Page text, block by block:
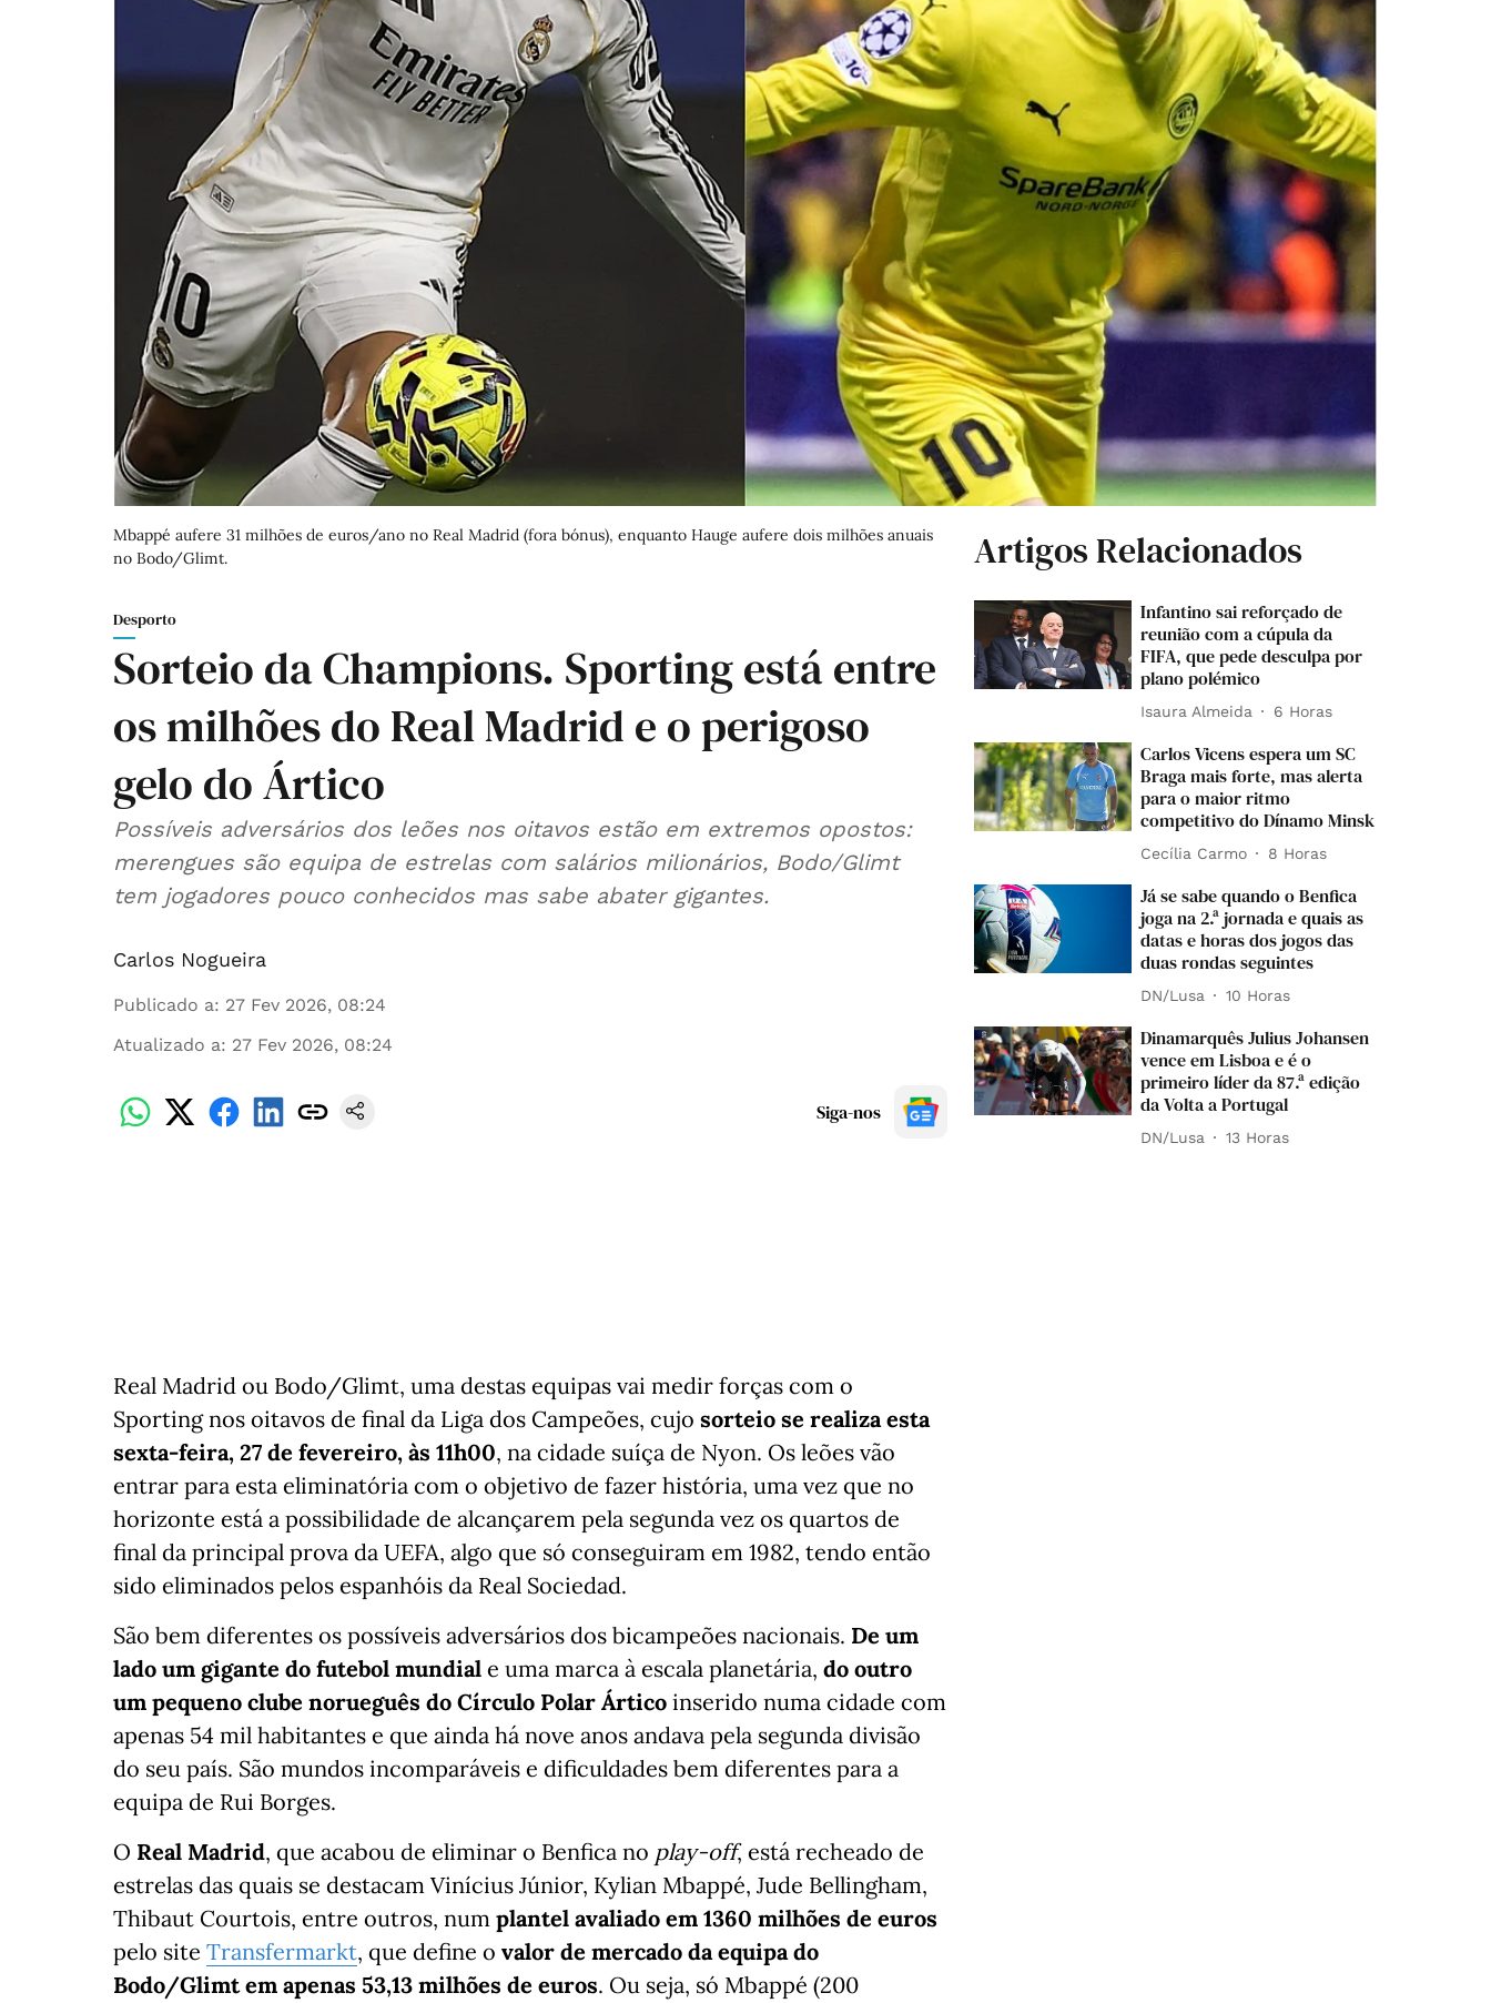
Mbappé aufere 31 milhões de euros/ano no Real Madrid (fora bónus), enquanto Hauge aufere dois milhões anuais
no Bodo/Glimt.
Desporto
Sorteio da Champions. Sporting está entre
os milhões do Real Madrid e o perigoso
gelo do Ártico
Possíveis adversários dos leões nos oitavos estão em extremos opostos:
merengues são equipa de estrelas com salários milionários, Bodo/Glimt
tem jogadores pouco conhecidos mas sabe abater gigantes.
Carlos Nogueira
Publicado a: 27 Fev 2026, 08:24
Atualizado a: 27 Fev 2026, 08:24
Siga-nos
Real Madrid ou Bodo/Glimt, uma destas equipas vai medir forças com o
Sporting nos oitavos de final da Liga dos Campeões, cujo sorteio se realiza esta
sexta-feira, 27 de fevereiro, às 11h00, na cidade suíça de Nyon. Os leões vão
entrar para esta eliminatória com o objetivo de fazer história, uma vez que no
horizonte está a possibilidade de alcançarem pela segunda vez os quartos de
final da principal prova da UEFA, algo que só conseguiram em 1982, tendo então
sido eliminados pelos espanhóis da Real Sociedad.
São bem diferentes os possíveis adversários dos bicampeões nacionais. De um
lado um gigante do futebol mundial e uma marca à escala planetária, do outro
um pequeno clube norueguês do Círculo Polar Ártico inserido numa cidade com
apenas 54 mil habitantes e que ainda há nove anos andava pela segunda divisão
do seu país. São mundos incomparáveis e dificuldades bem diferentes para a
equipa de Rui Borges.
O Real Madrid, que acabou de eliminar o Benfica no play-off, está recheado de
estrelas das quais se destacam Vinícius Júnior, Kylian Mbappé, Jude Bellingham,
Thibaut Courtois, entre outros, num plantel avaliado em 1360 milhões de euros
pelo site Transfermarkt, que define o valor de mercado da equipa do
Bodo/Glimt em apenas 53,13 milhões de euros. Ou seja, só Mbappé (200
Artigos Relacionados
Infantino sai reforçado de
reunião com a cúpula da
FIFA, que pede desculpa por
plano polémico
Isaura Almeida 6 Horas
Carlos Vicens espera um SC
Braga mais forte, mas alerta
para o maior ritmo
competitivo do Dínamo Minsk
Cecília Carmo 8 Horas
Já se sabe quando o Benfica
joga na 2.ª jornada e quais as
datas e horas dos jogos das
duas rondas seguintes
DN/Lusa 10 Horas
Dinamarquês Julius Johansen
vence em Lisboa e é o
primeiro líder da 87.ª edição
da Volta a Portugal
DN/Lusa 13 Horas